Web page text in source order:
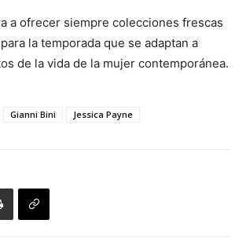
a ofrecer siempre colecciones frescas
la temporada que se adaptan a
de la vida de la mujer contemporánea.
Gianni Bini Jessica Payne